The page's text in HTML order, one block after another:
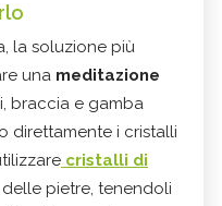
la soluzione più
una meditazione
braccia e gamba
direttamente i cristalli
cristalli di
pietre, tenendoli